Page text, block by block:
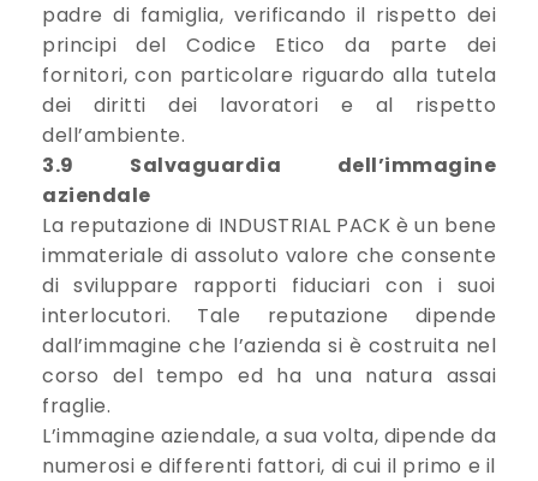
padre di famiglia, verificando il rispetto dei
principi del Codice Etico da parte dei
fornitori, con particolare riguardo alla tutela
dei diritti dei lavoratori e al rispetto
dell’ambiente.
3.9 Salvaguardia dell’immagine
aziendale
La reputazione di INDUSTRIAL PACK è un bene
immateriale di assoluto valore che consente
di sviluppare rapporti fiduciari con i suoi
interlocutori. Tale reputazione dipende
dall’immagine che l’azienda si è costruita nel
corso del tempo ed ha una natura assai
fraglie.
L’immagine aziendale, a sua volta, dipende da
numerosi e differenti fattori, di cui il primo e il